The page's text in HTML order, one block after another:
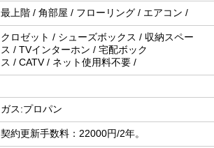
最上階 / 角部屋 / フローリング / エアコン /
クロゼット / シューズボックス / 収納スペー
ス / TVインターホン / 宅配ボック
ス / CATV / ネット使用料不要 /
ガス:プロパン
契約更新手数料：22000円/2年。